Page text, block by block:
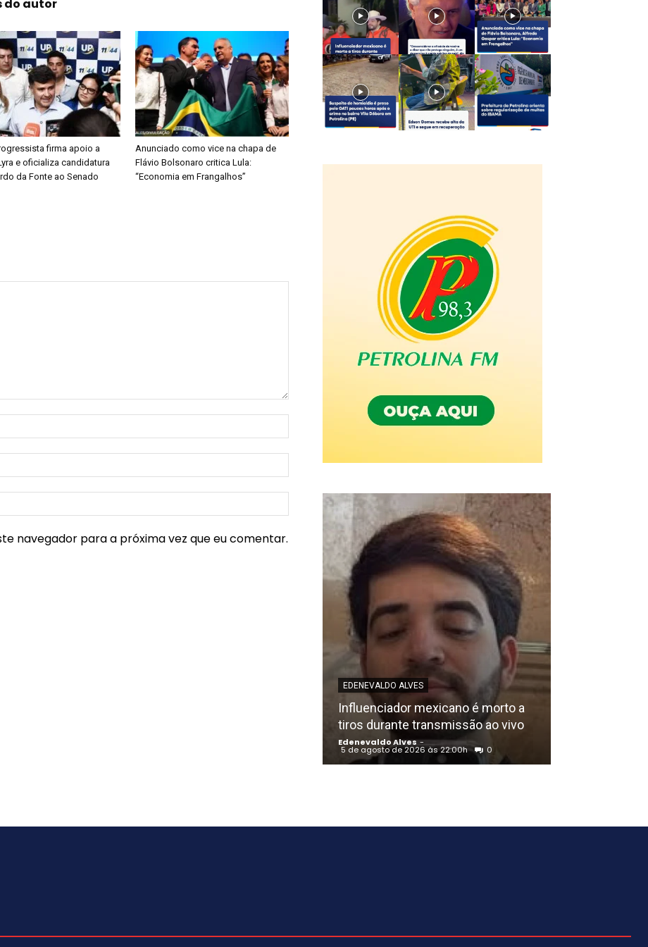
do autor
firma apoio a
e oficializa candidatura
da Fonte ao Senado
Anunciado como vice na chapa de
Flávio Bolsonaro critica Lula:
“Economia em Frangalhos”
navegador para a próxima vez que eu comentar.
EDENEVALDO ALVES
Influenciador mexicano é morto a
tiros durante transmissão ao vivo
Edenevaldo Alves -
5 de agosto de 2026 às 22:00h 0